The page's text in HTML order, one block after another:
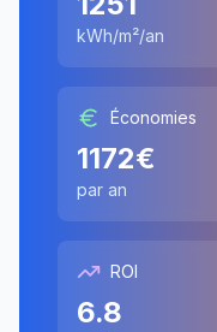
kWh/m²/an
Économies
1172€
par an
ROI
6.8